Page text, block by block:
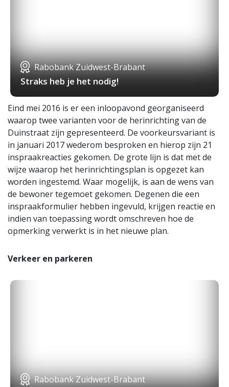
Rabobank Zuidwest-Brabant
Straks heb je het nodig!
Eind mei 2016 is er een inloopavond georganiseerd
waarop twee varianten voor de herinrichting van de
Duinstraat zijn gepresenteerd. De voorkeursvariant is
in januari 2017 wederom besproken en hierop zijn 21
inspraakreacties gekomen. De grote lijn is dat met de
wijze waarop het herinrichtingsplan is opgezet kan
worden ingestemd. Waar mogelijk, is aan de wens van
de bewoner tegemoet gekomen. Degenen die een
inspraakformulier hebben ingevuld, krijgen reactie en
indien van toepassing wordt omschreven hoe de
opmerking verwerkt is in het nieuwe plan.
Verkeer en parkeren
Rabobank Zuidwest-Brabant